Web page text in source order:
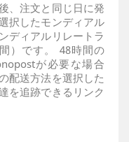
、注文と同じ日に発
択したモンディアル
ディアルリレートラ
）です。 48時間の
が必要な場合
配送方法を選択した
を追跡できるリンク